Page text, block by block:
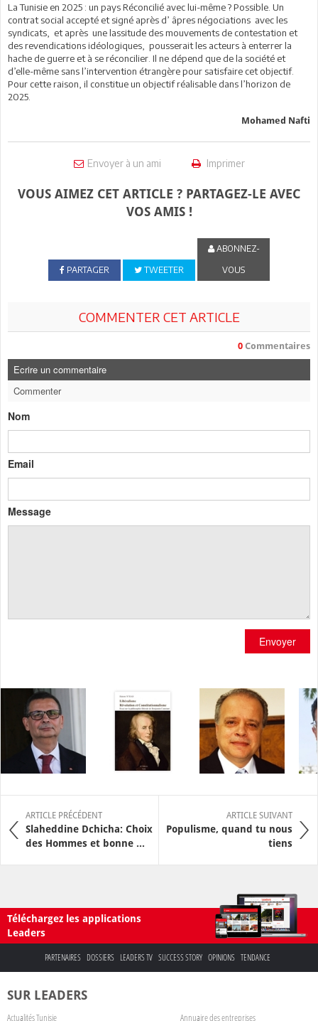
La Tunisie en 2025 : un pays Réconcilié avec lui-même ? Possible. Un
contrat social accepté et signé après d’ âpres négociations avec les
syndicats, et après une lassitude des mouvements de contestation et
des revendications idéologiques, pousserait les acteurs à enterrer la
hache de guerre et à se réconcilier. Il ne dépend que de la société et
d’elle-même sans l’intervention étrangère pour satisfaire cet objectif.
Pour cette raison, il constitue un objectif réalisable dans l’horizon de
2025.
Mohamed Nafti
Envoyer à un ami Imprimer
VOUS AIMEZ CET ARTICLE ? PARTAGEZ-LE AVEC
VOS AMIS !
PARTAGER TWEETER
ABONNEZ-
VOUS
COMMENTER CET ARTICLE
0 Commentaires
Ecrire un commentaire
Commenter
Nom
Email
Message
Envoyer
ARTICLE PRÉCÉDENT
Slaheddine Dchicha: Choix
des Hommes et bonne ...
ARTICLE SUIVANT
Populisme, quand tu nous
tiens
Téléchargez les applications
Leaders
PARTENAIRES DOSSIERS LEADERS TV SUCCESS STORY OPINIONS TENDANCE
SUR LEADERS
Actualités Tunisie Annuaire des entreprises